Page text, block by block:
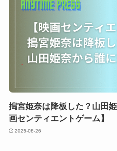
搗宮姫奈は降板した？山田
画センティエントゲーム】
2025-08-26